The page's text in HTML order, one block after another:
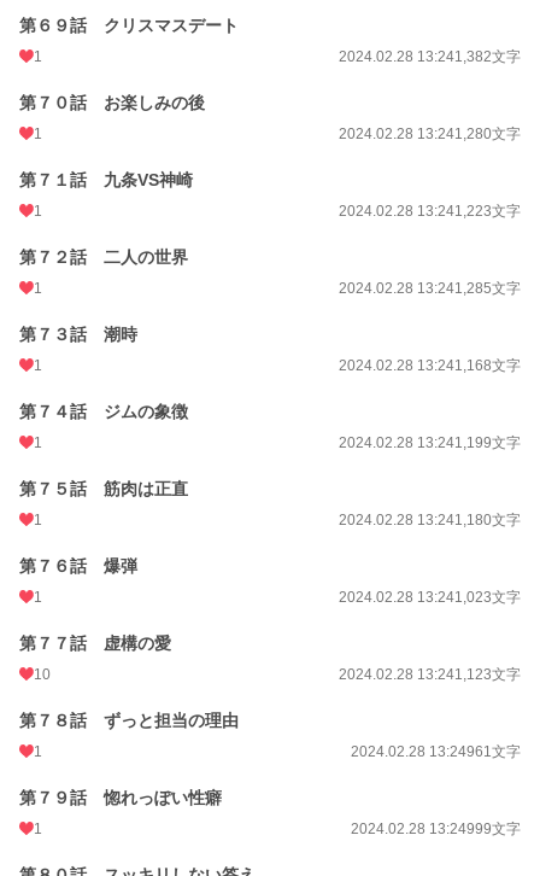
第６９話 クリスマスデート
1 2024.02.28 13:241,382文字
第７０話 お楽しみの後
1 2024.02.28 13:241,280文字
第７１話 九条VS神崎
1 2024.02.28 13:241,223文字
第７２話 二人の世界
1 2024.02.28 13:241,285文字
第７３話 潮時
1 2024.02.28 13:241,168文字
第７４話 ジムの象徴
1 2024.02.28 13:241,199文字
第７５話 筋肉は正直
1 2024.02.28 13:241,180文字
第７６話 爆弾
1 2024.02.28 13:241,023文字
第７７話 虚構の愛
10 2024.02.28 13:241,123文字
第７８話 ずっと担当の理由
1 2024.02.28 13:24961文字
第７９話 惚れっぽい性癖
1 2024.02.28 13:24999文字